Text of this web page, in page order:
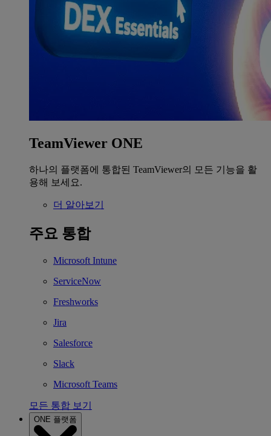
TeamViewer ONE
하나의 플랫폼에 통합된 TeamViewer의 모든 기능을 활
용해 보세요.
더 알아보기
주요 통합
Microsoft Intune
ServiceNow
Freshworks
Jira
Salesforce
Slack
Microsoft Teams
모든 통합 보기
ONE 플랫폼